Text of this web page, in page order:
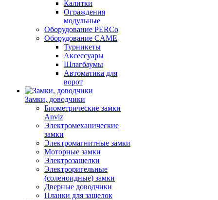
Калитки
Ограждения
модульные
Оборудование PERCo
Оборудование CAME
Турникеты
Аксессуары
Шлагбаумы
Автоматика для
ворот
Замки, доводчики
Биометрические замки
Anviz
Электромеханические
замки
Электромагнитные замки
Моторные замки
Электрозащелки
Электроригельные
(cоленоидные) замки
Дверные доводчики
Планки для защелок